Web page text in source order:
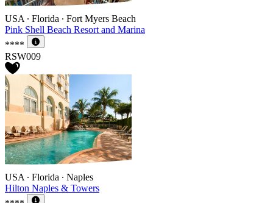
USA ∙ Florida ∙ Fort Myers Beach
Pink Shell Beach Resort and Marina
****
RSW009
USA ∙ Florida ∙ Naples
Hilton Naples & Towers